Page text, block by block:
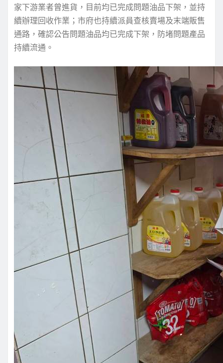
家下游業者曾進貨，目前均已完成問題油品下架，並持
續辦理回收作業；市府也持續派員查核賣場及末端販售
通路，確認公告問題油品均已完成下架，防堵問題產品
持續流通。